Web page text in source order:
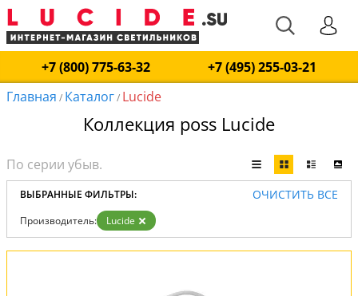
+7 (800) 775-63-32
+7 (495) 255-03-21
Главная / Каталог/ Lucide
Коллекция poss Lucide
ВЫБРАННЫЕ ФИЛЬТРЫ: ОЧИСТИТЬ ВСЕ
Производитель: Lucide